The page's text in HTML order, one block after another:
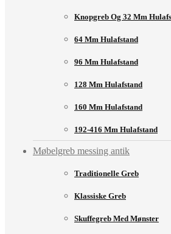
Knopgreb Og 32 Mm
64 Mm Hulafstand
96 Mm Hulafstand
128 Mm Hulafstand
160 Mm Hulafstand
192-416 Mm Hulafstand
Møbelgreb messing antik
Traditionelle Greb
Klassiske Greb
Skuffegreb Med Mønster